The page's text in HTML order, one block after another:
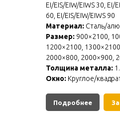
EI/EIS/EIW/EIWS 30, EI/
60, EI/EIS/EIW/EIWS 90
Материал: Сталь/
Размер: 900×2100,
1200×2100,
2000×800, 2000×900,
Толщина металла:
Окно: Круглое/
Подробнее